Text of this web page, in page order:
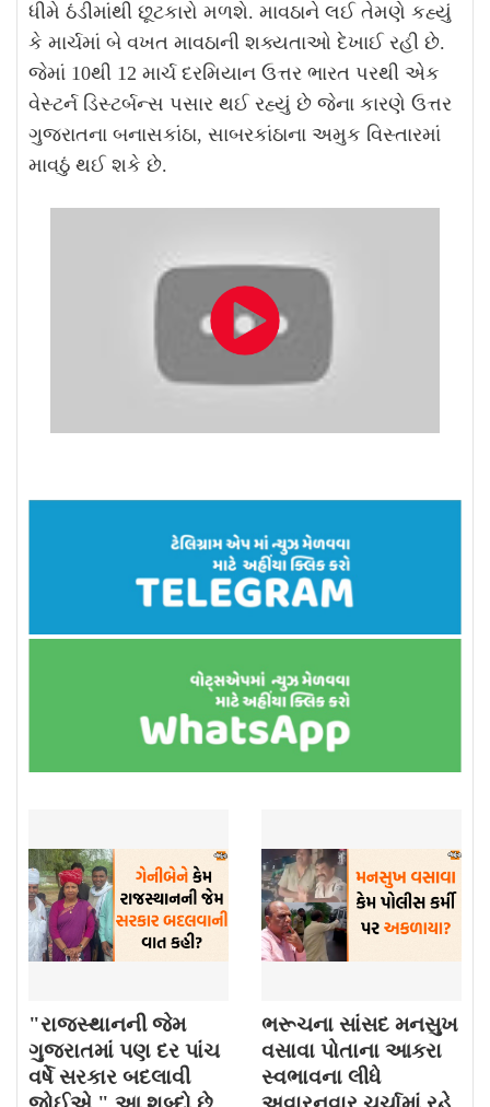
ધીમે ઠંડીમાંથી છૂટકારો મળશે. માવઠાને લઈ તેમણે કહ્યું
કે માર્ચમાં બે વખત માવઠાની શક્યતાઓ દેખાઈ રહી છે.
જેમાં 10થી 12 માર્ચ દરમિયાન ઉત્તર ભારત પરથી એક
વેસ્ટર્ન ડિસ્ટર્બન્સ પસાર થઈ રહ્યું છે જેના કારણે ઉત્તર
ગુજરાતના બનાસકાંઠા, સાબરકાંઠાના અમુક વિસ્તારમાં
માવઠું થઈ શકે છે.
"રાજસ્થાનની જેમ
ગુજરાતમાં પણ દર પાંચ
વર્ષે સરકાર બદલાવી
ભરૂચના સાંસદ મનસુખ
વસાવા પોતાના આકરા
સ્વભાવના લીધે